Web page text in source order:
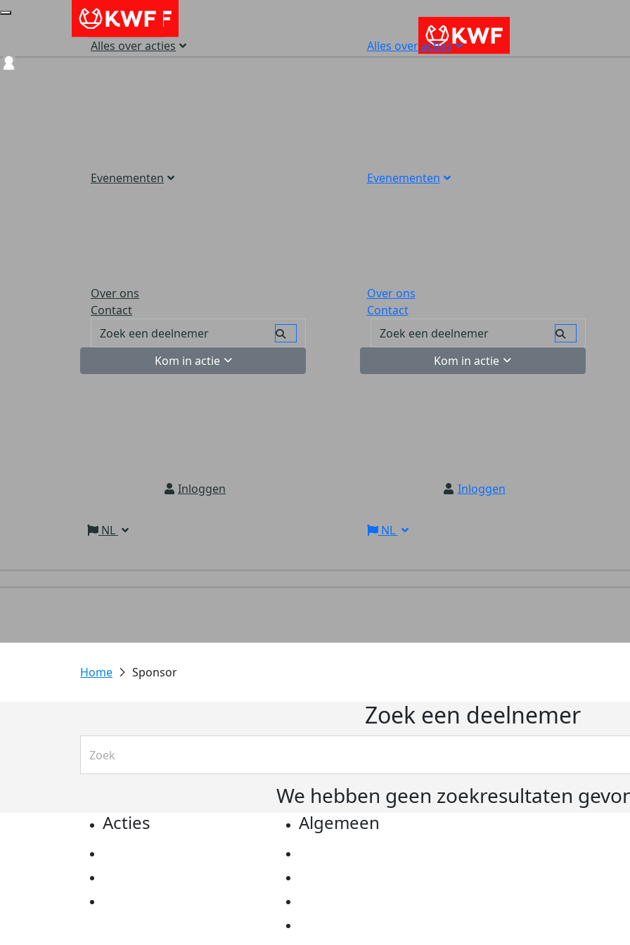
Alles over acties
Evenementen
Over ons
Contact
Kom in actie
Inloggen
NL
Alles over acties
Evenementen
Over ons
Contact
Kom in actie
Inloggen
NL
Sponsor
Zoek een deelnemer
We hebben geen zoekresultaten
Acties Algemeen